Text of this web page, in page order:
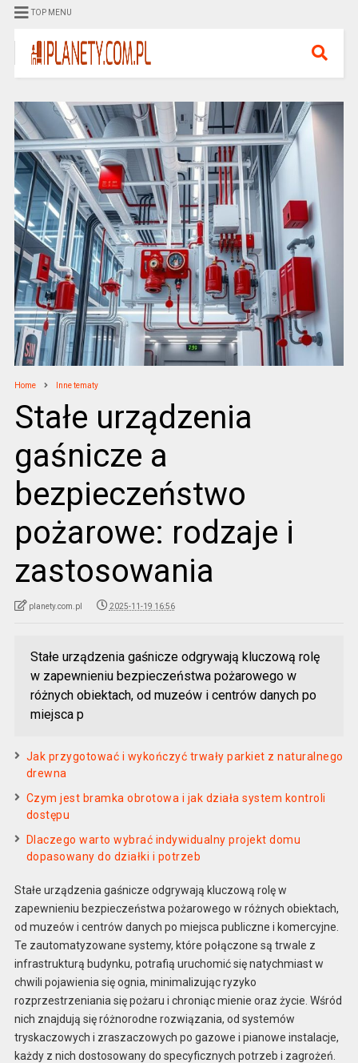
TOP MENU
Home Inne tematy
Stałe urządzenia
gaśnicze a
bezpieczeństwo
pożarowe: rodzaje i
zastosowania
planety.com.pl 2025-11-19 16:56
Stałe urządzenia gaśnicze odgrywają kluczową rolę
w zapewnieniu bezpieczeństwa pożarowego w
różnych obiektach, od muzeów i centrów danych po
miejsca p
Jak przygotować i wykończyć trwały parkiet z naturalnego
drewna
Czym jest bramka obrotowa i jak działa system kontroli
dostępu
Dlaczego warto wybrać indywidualny projekt domu
dopasowany do działki i potrzeb
Stałe urządzenia gaśnicze odgrywają kluczową rolę w
zapewnieniu bezpieczeństwa pożarowego w różnych obiektach,
od muzeów i centrów danych po miejsca publiczne i komercyjne.
Te zautomatyzowane systemy, które połączone są trwale z
infrastrukturą budynku, potrafią uruchomić się natychmiast w
chwili pojawienia się ognia, minimalizując ryzyko
rozprzestrzeniania się pożaru i chroniąc mienie oraz życie. Wśród
nich znajdują się różnorodne rozwiązania, od systemów
tryskaczowych i zraszaczowych po gazowe i pianowe instalacje,
każdy z nich dostosowany do specyficznych potrzeb i zagrożeń.